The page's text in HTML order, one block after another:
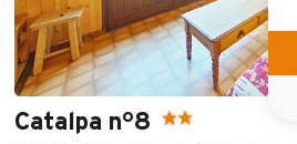
Catalpa n°8